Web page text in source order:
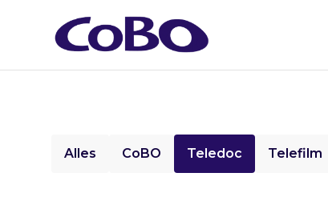
Alles CoBO Teledoc Telefilm